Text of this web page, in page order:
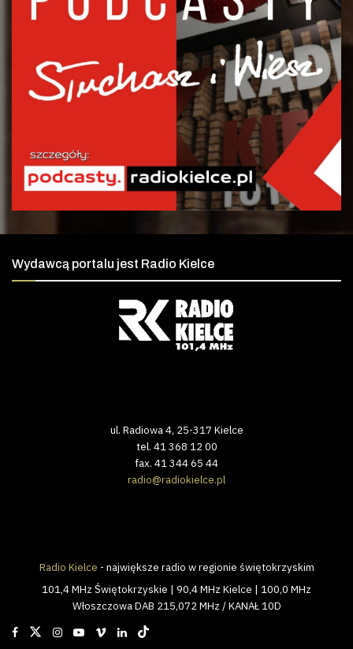
Wydawcą portalu jest Radio Kielce
ul. Radiowa 4, 25-317 Kielce
tel. 41 368 12 00
fax. 41 344 65 44
radio@radiokielce.pl
Radio Kielce - największe radio w regionie świętokrzyskim
101,4 MHz Świętokrzyskie | 90,4 MHz Kielce | 100,0 MHz
Włoszczowa DAB 215,072 MHz / KANAŁ 10D